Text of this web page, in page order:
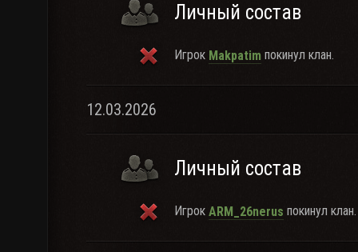
Личный состав
Игрок Makpatim покинул клан.
12.03.2026
Личный состав
Игрок ARM_26nerus покинул клан.